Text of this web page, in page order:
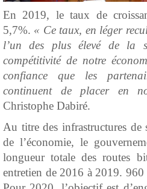
En 2019, le taux de
5,7%. « Ce taux, en léger
l’un des plus élevé de la
compétitivité de notre
confiance que les
continuent de placer en
Christophe Dabiré.
Au titre des infrastructures
de l’économie, le
longueur totale des routes
entretien de 2016 à 2019.